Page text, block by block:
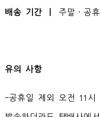
배송 기간 ㅣ 주말·공
유의 사항
-공휴일 제외 오전 11시